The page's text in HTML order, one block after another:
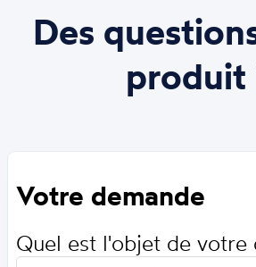
Des
produit
Votre demande
Quel est l'objet de votre